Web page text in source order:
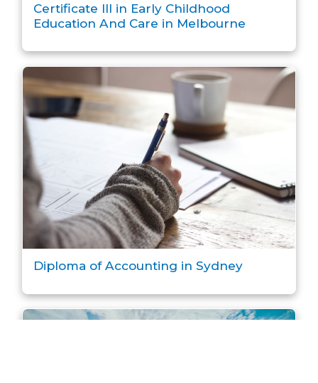
Certificate III in Early Childhood
Education And Care in Melbourne
Diploma of Accounting in Sydney